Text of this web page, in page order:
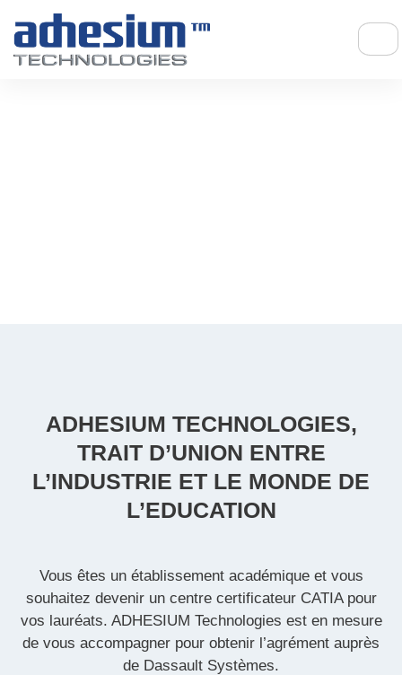
ADHESIUM TECHNOLOGIES,
TRAIT D’UNION ENTRE
L’INDUSTRIE ET LE MONDE DE
L’EDUCATION
Vous êtes un établissement académique et vous
souhaitez devenir un centre certificateur CATIA pour
vos lauréats. ADHESIUM Technologies est en mesure
de vous accompagner pour obtenir l’agrément auprès
de Dassault Systèmes.